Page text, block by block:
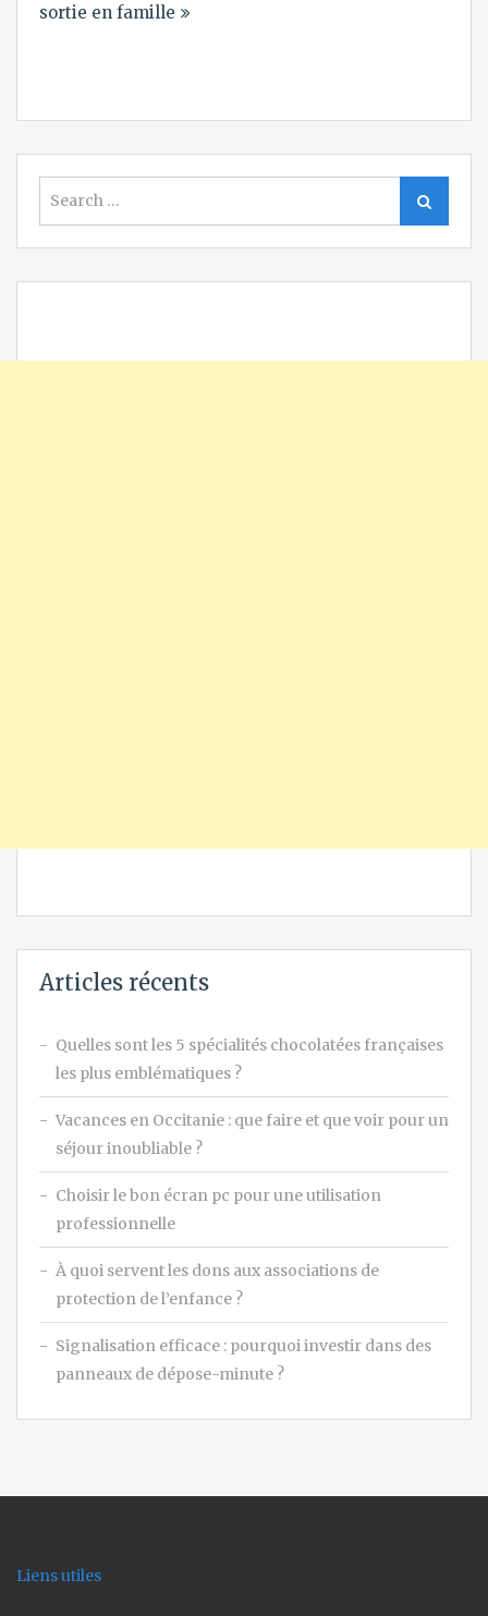
sortie en famille
for:
Search
Articles récents
Quelles sont les 5 spécialités chocolatées françaises
les plus emblématiques ?
Vacances en Occitanie : que faire et que voir pour un
séjour inoubliable ?
Choisir le bon écran pc pour une utilisation
professionnelle
À quoi servent les dons aux associations de
protection de l’enfance ?
Signalisation efficace : pourquoi investir dans des
panneaux de dépose-minute ?
Liens utiles